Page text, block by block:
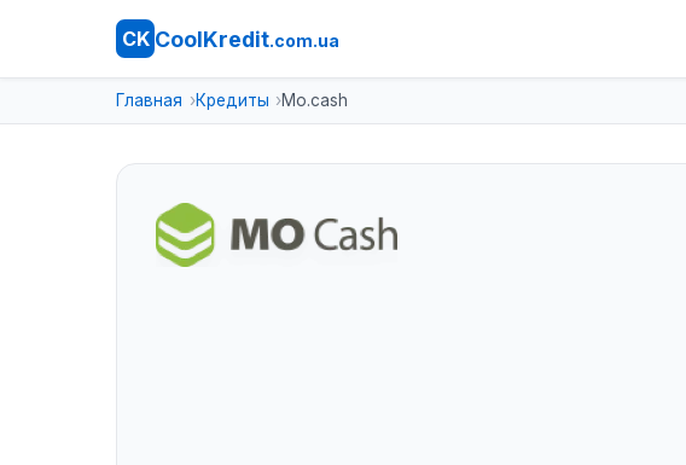
CK CoolKredit.com.ua
Главная Кредиты Mo.cash